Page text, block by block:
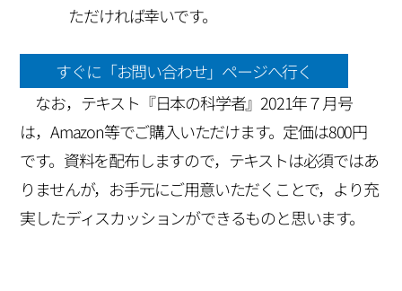
ただければ幸いです。
すぐに「お問い合わせ」ページへ行く
なお，テキスト『日本の科学者』2021年７月号
は，Amazon等でご購入いただけます。定価は800円
です。資料を配布しますので，テキストは必須ではあ
りませんが，お手元にご用意いただくことで，より充
実したディスカッションができるものと思います。